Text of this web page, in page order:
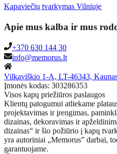
Kapaviečių tvarkymas Vilniuje
Apie mus kalba ir mus
+370 630 144 30
info@memorus.lt
Vilkaviškio 1-A, LT-46343,
Įmonės kodas: 303286353
Visos kapų priežiūros paslaugos
Klientų patogumui atliekame
projektavimas ir įrengimas,
dizainas, dekoravimas ir
dizainas“ ir šio požiūrio į kapų
yra autoriniai „Memorus” darbai,
garantuojame.